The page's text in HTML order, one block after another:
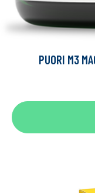
PUORI M3